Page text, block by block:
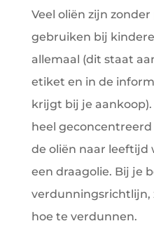
Veel oliën zijn
gebruiken bij
allemaal (dit staat
etiket en in de
krijgt bij je
heel
de oliën naar
een draagolie. Bij je
verdunningsrichtlijn,
hoe te verdunnen.